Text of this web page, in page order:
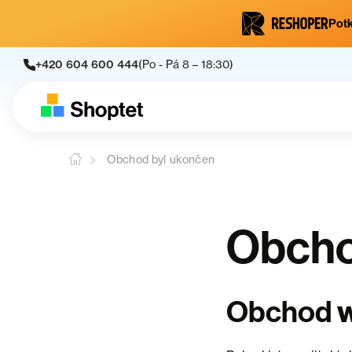
+420 604 600 444(Po - Pá 8 – 18:30)
Obchod byl ukončen
Obchod